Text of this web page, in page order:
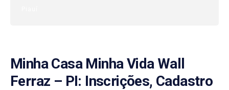
Minha Casa Minha Vida Wall
Ferraz – PI: Inscrições, Cadastro